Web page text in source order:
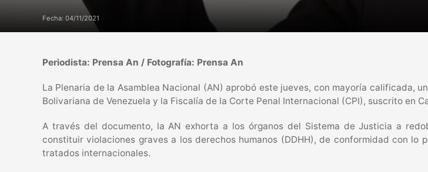
Fecha: 04/11/2021
Periodista: Prensa An / Fotografía: Prensa An
La Plenaria de la Asamblea Nacional (AN) aprobó este jueves, con mayoría calificada,
Bolivariana de Venezuela y la Fiscalía de la Corte Penal Internacional (CPI), suscrito en
A través del documento, la AN exhorta a los órganos del Sistema de Justicia a
constituir violaciones graves a los derechos humanos (DDHH), de conformidad con
tratados internacionales.